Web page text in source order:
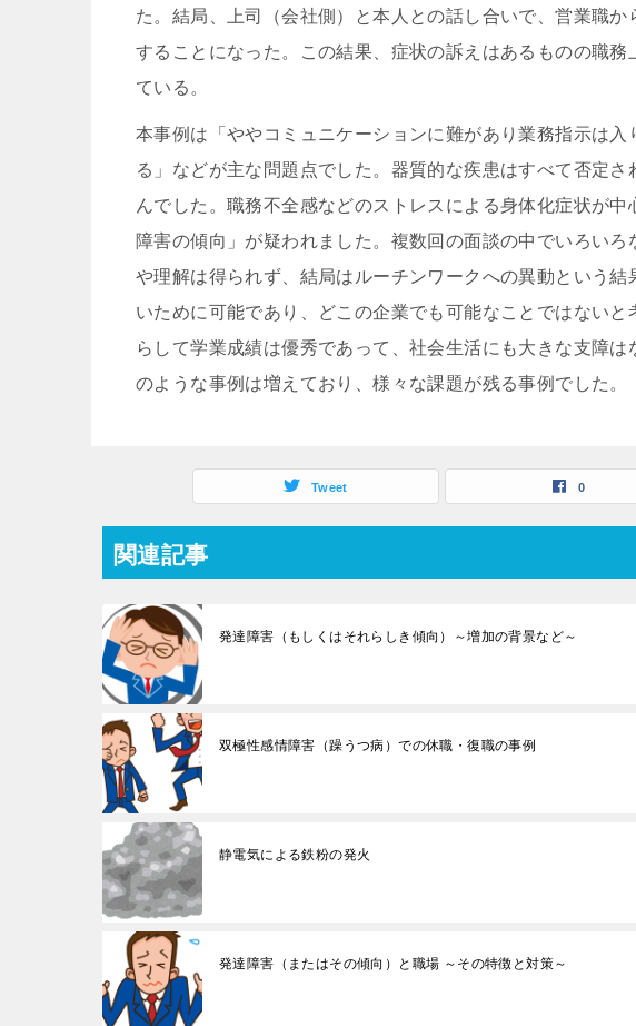
た。結局、上司（会社側）と本人との話し合いで、営業職
することになった。この結果、症状の訴えはあるものの職
ている。
本事例は「ややコミュニケーションに難があり業務指示は
る」などが主な問題点でした。器質的な疾患はすべて否定
んでした。職務不全感などのストレスによる身体化症状が
障害の傾向」が疑われました。複数回の面談の中でいろい
や理解は得られず、結局はルーチンワークへの異動という
いために可能であり、どこの企業でも可能なことではない
らして学業成績は優秀であって、社会生活にも大きな支障
のような事例は増えており、様々な課題が残る事例でした。
Tweet 0
関連記事
発達障害（もしくはそれらしき傾向）～増加の背景など～
双極性感情障害（躁うつ病）での休職・復職の事例
静電気による鉄粉の発火
発達障害（またはその傾向）と職場 ～その特徴と対策～